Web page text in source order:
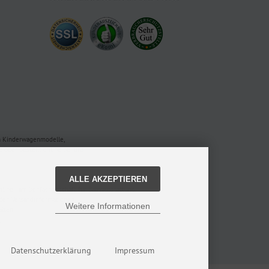
Kinderwagenmodelle,
oder bestellt online bei uns.
Familienfachgeschäft für Babyausstattung.
Versandinformationen.
ALLE AKZEPTIEREN
Weitere Informationen
Datenschutzerklärung Impressum